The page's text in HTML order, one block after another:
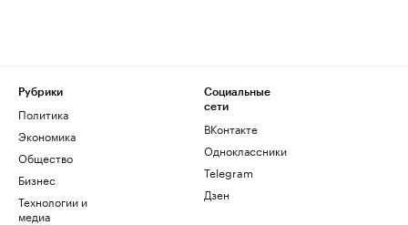
Рубрики
Политика
Экономика
Общество
Бизнес
Технологии и
медиа
Социальные
сети
ВКонтакте
Одноклассники
Telegram
Дзен